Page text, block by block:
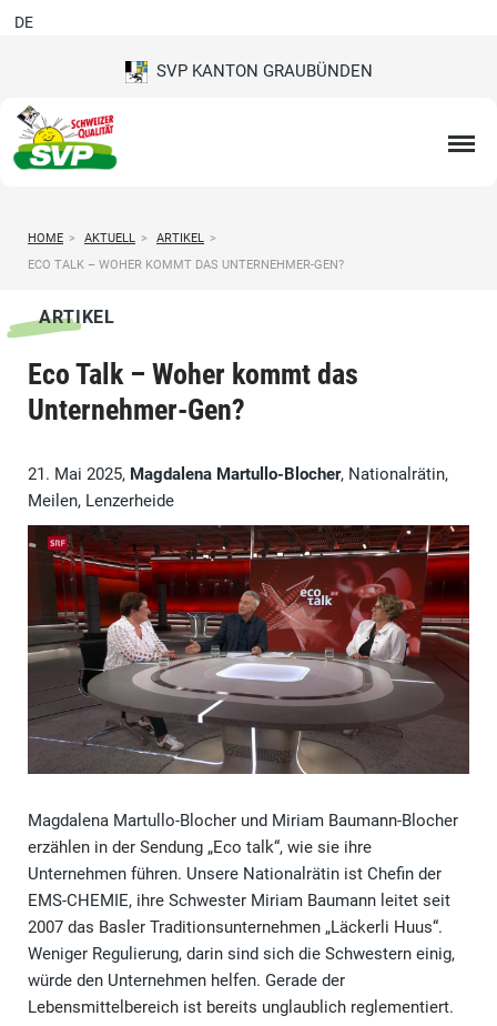
SVP KANTON GRAUBÜNDEN
DE
HOME > AKTUELL > ARTIKEL >
ECO TALK – WOHER KOMMT DAS UNTERNEHMER-GEN?
ARTIKEL
Eco Talk – Woher kommt das
Unternehmer-Gen?
21. Mai 2025, Magdalena Martullo-Blocher, Nationalrätin,
Meilen, Lenzerheide
Magdalena Martullo-Blocher und Miriam Baumann-Blocher
erzählen in der Sendung „Eco talk“, wie sie ihre
Unternehmen führen. Unsere Nationalrätin ist Chefin der
EMS-CHEMIE, ihre Schwester Miriam Baumann leitet seit
2007 das Basler Traditionsunternehmen „Läckerli Huus“.
Weniger Regulierung, darin sind sich die Schwestern einig,
würde den Unternehmen helfen. Gerade der
Lebensmittelbereich ist bereits unglaublich reglementiert.